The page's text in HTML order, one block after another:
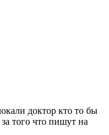
доктор кто то бы
того что пишут на